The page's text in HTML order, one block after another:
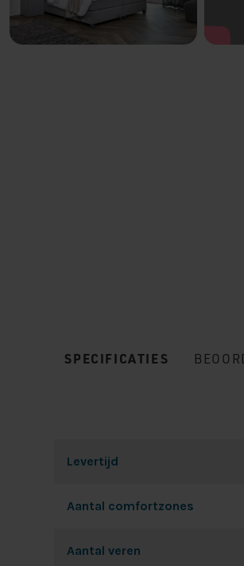
SPECIFICATIES
Levertijd
Aantal comfortzones
Aantal veren